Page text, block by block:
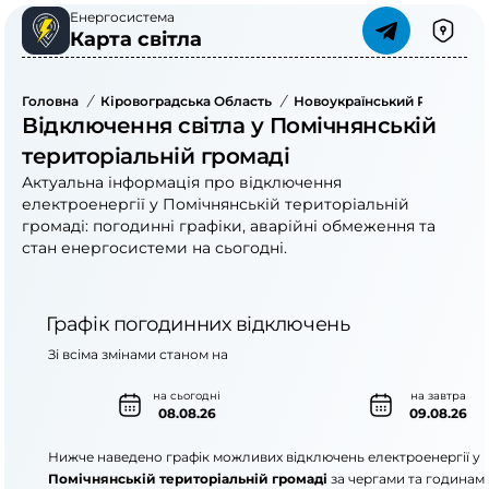
Енергосистема
Карта світла
Головна / Кіровоградська Область / Новоукраїнський Район
Відключення світла у Помічнянській
територіальній громаді
Актуальна інформація про відключення
електроенергії у Помічнянській територіальній
громаді: погодинні графіки, аварійні обмеження та
стан енергосистеми на сьогодні.
Графік погодинних відключень
на сьогодні
08.08.26
на завтра
09.08.26
Зі всіма змінами станом на
Нижче наведено графік можливих відключень електроенергії у
Помічнянській територіальній громаді за чергами та